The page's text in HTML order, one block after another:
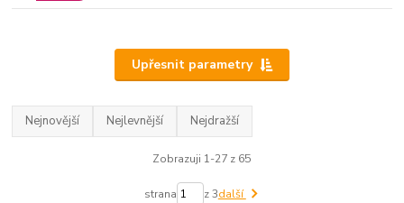
Upřesnit parametry
Nejnovější Nejlevnější Nejdražší
Zobrazuji 1-27 z 65
strana z 3další